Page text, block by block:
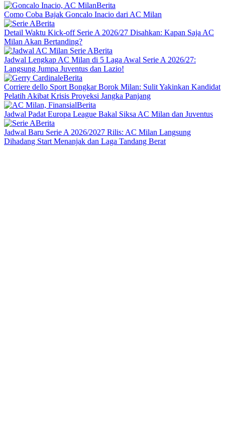
Berita
Como Coba Bajak Goncalo Inacio dari AC Milan
Berita
Detail Waktu Kick-off Serie A 2026/27 Disahkan: Kapan Saja AC
Milan Akan Bertanding?
Berita
Jadwal Lengkap AC Milan di 5 Laga Awal Serie A 2026/27:
Langsung Jumpa Juventus dan Lazio!
Berita
Corriere dello Sport Bongkar Borok Milan: Sulit Yakinkan Kandidat
Pelatih Akibat Krisis Proyeksi Jangka Panjang
Berita
Jadwal Padat Europa League Bakal Siksa AC Milan dan Juventus
Berita
Jadwal Baru Serie A 2026/2027 Rilis: AC Milan Langsung
Dihadang Start Menanjak dan Laga Tandang Berat